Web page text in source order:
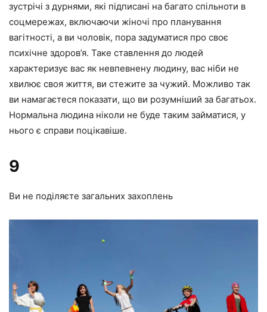
зустрічі з дурнями, які підписані на багато спільноти в
соцмережах, включаючи жіночі про планування
вагітності, а ви чоловік, пора задуматися про своє
психічне здоров’я. Таке ставлення до людей
характеризує вас як невпевнену людину, вас ніби не
хвилює своя життя, ви стежите за чужий. Можливо так
ви намагаєтеся показати, що ви розумніший за багатьох.
Нормальна людина ніколи не буде таким займатися, у
нього є справи поцікавіше.
9
Ви не поділяєте загальних захоплень